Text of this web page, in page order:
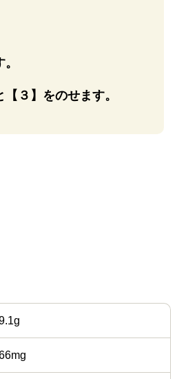
３】をのせます。